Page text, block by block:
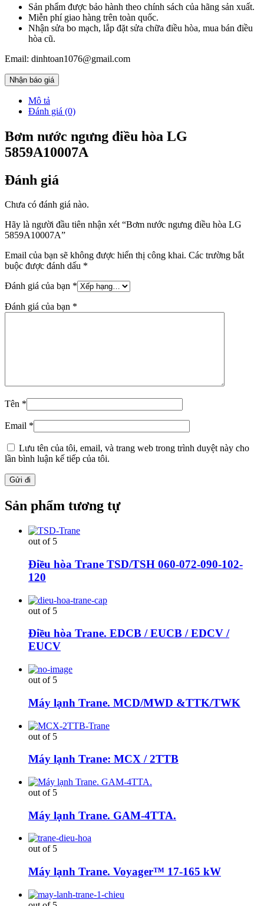
Sản phẩm được bảo hành theo chính sách của hãng sản xuất.
Miễn phí giao hàng trên toàn quốc.
Nhận sửa bo mạch, lắp đặt sửa chữa điều hòa, mua bán điều
hòa cũ.
Email: dinhtoan1076@gmail.com
Nhận báo giá
Mô tả
Đánh giá (0)
Bơm nước ngưng điều hòa LG
5859A10007A
Đánh giá
Chưa có đánh giá nào.
Hãy là người đầu tiên nhận xét “Bơm nước ngưng điều hòa LG
5859A10007A”
Email của bạn sẽ không được hiển thị công khai. Các trường bắt
buộc được đánh dấu *
Đánh giá của bạn *
Đánh giá của bạn *
Tên *
Email *
Lưu tên của tôi, email, và trang web trong trình duyệt này cho
lần bình luận kế tiếp của tôi.
Sản phẩm tương tự
out of 5
Điều hòa Trane TSD/TSH 060-072-090-102-
120
out of 5
Điều hòa Trane. EDCB / EUCB / EDCV /
EUCV
out of 5
Máy lạnh Trane. MCD/MWD &TTK/TWK
out of 5
Máy lạnh Trane: MCX / 2TTB
out of 5
Máy lạnh Trane. GAM-4TTA.
out of 5
Máy lạnh Trane. Voyager™ 17-165 kW